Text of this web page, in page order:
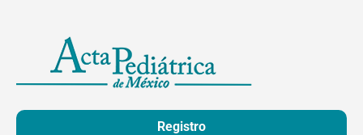
contenido
Registro